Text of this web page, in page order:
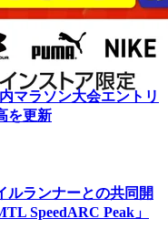
マラソン大会エントリ
を更新
ルランナーとの共同開
SpeedARC Peak」